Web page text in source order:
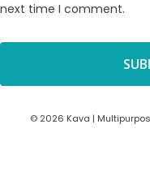
next time I comment.
© 2026 Kava |